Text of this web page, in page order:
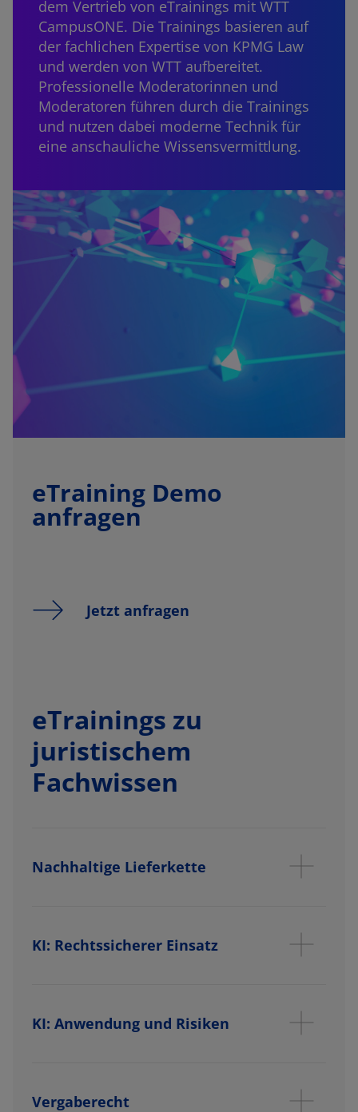
dem Vertrieb von eTrainings mit WTT
CampusONE. Die Trainings basieren auf
der fachlichen Expertise von KPMG Law
und werden von WTT aufbereitet.
Professionelle Moderatorinnen und
Moderatoren führen durch die Trainings
und nutzen dabei moderne Technik für
eine anschauliche Wissensvermittlung.
eTraining Demo
anfragen
Jetzt anfragen
eTrainings zu
juristischem
Fachwissen
Nachhaltige Lieferkette
KI: Rechtssicherer Einsatz
KI: Anwendung und Risiken
Vergaberecht